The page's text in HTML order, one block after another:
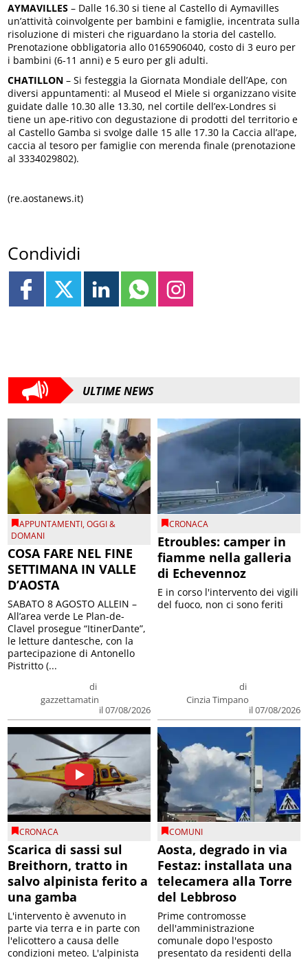
AYMAVILLES – Dalle 16.30 si tiene al Castello di Aymavilles
un’attività coinvolgente per bambini e famiglie, incentrata sulla
risoluzione di misteri che riguardano la storia del castello.
Prenotazione obbligatoria allo 0165906040, costo di 3 euro per
i bambini (6-11 anni) e 5 euro per gli adulti.
CHATILLON – Si festeggia la Giornata Mondiale dell’Ape, con
diversi appuntamenti: al Museod el Miele si organizzano visite
guidate dalle 10.30 alle 13.30, nel cortile dell’ex-Londres si
tiene un ape-ritivo con degustazione di prodotti del territorio e
al Castello Gamba si svolge dalle 15 alle 17.30 la Caccia all’ape,
caccia al tesoro per famiglie con merenda finale (prenotazione
al 3334029802).
(re.aostanews.it)
Condividi
ULTIME NEWS
APPUNTAMENTI,OGGI &
DOMANI
COSA FARE NEL FINE
SETTIMANA IN VALLE
D’AOSTA
di
gazzettamatin
il 07/08/2026
SABATO 8 AGOSTO ALLEIN –
All’area verde Le Plan-de-
Clavel prosegue “ItinerDante”,
le letture dantesche, con la
partecipazione di Antonello
Pistritto (...
CRONACA
Etroubles: camper in
fiamme nella galleria
di Echevennoz
di
Cinzia Timpano
il 07/08/2026
E in corso l'intervento dei vigili
del fuoco, non ci sono feriti
CRONACA
Scarica di sassi sul
Breithorn, tratto in
salvo alpinista ferito a
una gamba
L'intervento è avvenuto in
parte via terra e in parte con
l'elicottero a causa delle
condizioni meteo. L'alpinista
COMUNI
Aosta, degrado in via
Festaz: installata una
telecamera alla Torre
del Lebbroso
Prime contromosse
dell'amministrazione
comunale dopo l'esposto
presentato da residenti della